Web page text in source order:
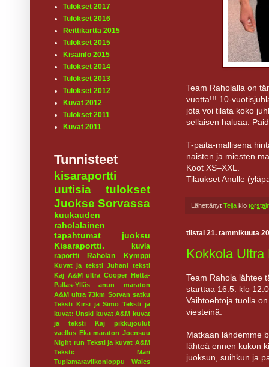
Team Raholalla on
vuotta!!! 10-
jota voi tilata koko
sellaisen haluaa.
T-paita-mallisena
naisten ja miesten
Koot XS–XXL.
Tilaukset Anulle
Lähettänyt Teija klo
tiistai 21. tammikuuta
Kokkola Ultra
Team Rahola lähtee
starttaa 16.5. klo
Vaihtoehtoja tuolla
viesteinä.
Matkaan lähdemme
lähteä ennen kukon
juoksun, suihkun ja
Tulokset 2017
Tulokset 2016
Reittikartta 2015
Tulokset 2015
Kisainfo 2015
Tulokset 2014
Tulokset 2013
Tulokset 2012
Kuvat 2012
Tulokset 2011
Kuvat 2011
Tunnisteet
kisaraportti
uutisia
tulokset
Juokse Sorvassa
kuukauden
raholalainen
tapahtumat
juoksu
Kisaraportti.
kuvia
raportti
Raholan Kymppi
Kuvat ja teksti Juhani teksti
Kaj A&M ultra Cooper Hetta-
Pallas-Ylläs
anun maraton
A&M ultra 73km Sorvan satku
Teksti Kirsi ja Simo Teksti ja
kuvat: Unski kuvat A&M kuvat
ja teksti Kaj
pikkujoulut
vaellus Eka maraton Joensuu
Night run Teksti ja kuvat A&M
Teksti: Mari
Tuplamaraviikonloppu
Wales